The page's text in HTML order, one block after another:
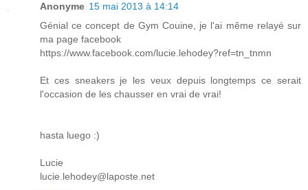
Anonyme 15 mai 2013 à 14:14
Génial ce concept de Gym Couine, je l'ai même relayé sur
ma page facebook
https://www.facebook.com/lucie.lehodey?ref=tn_tnmn
Et ces sneakers je les veux depuis longtemps ce serait
l'occasion de les chausser en vrai de vrai!
hasta luego :)
Lucie
lucie.lehodey@laposte.net